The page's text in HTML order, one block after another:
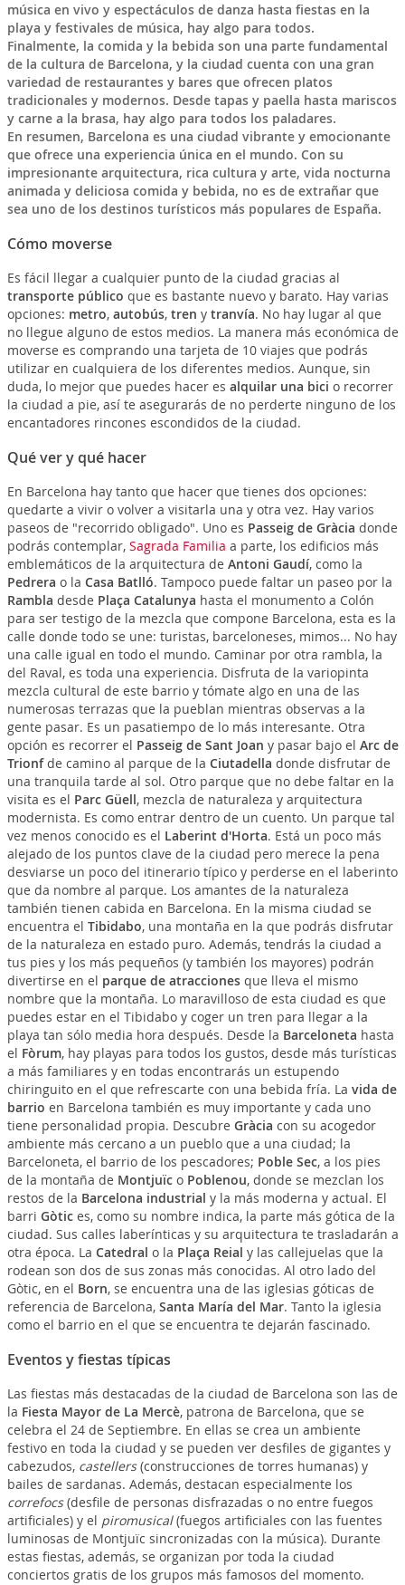
música en vivo y espectáculos de danza hasta fiestas en la
playa y festivales de música, hay algo para todos.
Finalmente, la comida y la bebida son una parte fundamental
de la cultura de Barcelona, y la ciudad cuenta con una gran
variedad de restaurantes y bares que ofrecen platos
tradicionales y modernos. Desde tapas y paella hasta mariscos
y carne a la brasa, hay algo para todos los paladares.
En resumen, Barcelona es una ciudad vibrante y emocionante
que ofrece una experiencia única en el mundo. Con su
impresionante arquitectura, rica cultura y arte, vida nocturna
animada y deliciosa comida y bebida, no es de extrañar que
sea uno de los destinos turísticos más populares de España.
Cómo moverse
Es fácil llegar a cualquier punto de la ciudad gracias al
transporte público que es bastante nuevo y barato. Hay varias
opciones: metro, autobús, tren y tranvía. No hay lugar al que
no llegue alguno de estos medios. La manera más económica de
moverse es comprando una tarjeta de 10 viajes que podrás
utilizar en cualquiera de los diferentes medios. Aunque, sin
duda, lo mejor que puedes hacer es alquilar una bici o recorrer
la ciudad a pie, así te asegurarás de no perderte ninguno de los
encantadores rincones escondidos de la ciudad.
Qué ver y qué hacer
En Barcelona hay tanto que hacer que tienes dos opciones:
quedarte a vivir o volver a visitarla una y otra vez. Hay varios
paseos de "recorrido obligado". Uno es Passeig de Gràcia donde
podrás contemplar, Sagrada Familia a parte, los edificios más
emblemáticos de la arquitectura de Antoni Gaudí, como la
Pedrera o la Casa Batlló. Tampoco puede faltar un paseo por la
Rambla desde Plaça Catalunya hasta el monumento a Colón
para ser testigo de la mezcla que compone Barcelona, esta es la
calle donde todo se une: turistas, barceloneses, mimos... No hay
una calle igual en todo el mundo. Caminar por otra rambla, la
del Raval, es toda una experiencia. Disfruta de la variopinta
mezcla cultural de este barrio y tómate algo en una de las
numerosas terrazas que la pueblan mientras observas a la
gente pasar. Es un pasatiempo de lo más interesante. Otra
opción es recorrer el Passeig de Sant Joan y pasar bajo el Arc de
Trionfde camino al parque de la Ciutadella donde disfrutar de
una tranquila tarde al sol. Otro parque que no debe faltar en la
visita es el Parc Güell, mezcla de naturaleza y arquitectura
modernista. Es como entrar dentro de un cuento. Un parque tal
vez menos conocido es el Laberint d'Horta. Está un poco más
alejado de los puntos clave de la ciudad pero merece la pena
desviarse un poco del itinerario típico y perderse en el laberinto
que da nombre al parque. Los amantes de la naturaleza
también tienen cabida en Barcelona. En la misma ciudad se
encuentra el Tibidabo, una montaña en la que podrás disfrutar
de la naturaleza en estado puro. Además, tendrás la ciudad a
tus pies y los más pequeños (y también los mayores) podrán
divertirse en el parque de atraccionesque lleva el mismo
nombre que la montaña. Lo maravilloso de esta ciudad es que
puedes estar en el Tibidabo y coger un tren para llegar a la
playa tan sólo media hora después. Desde la Barceloneta hasta
el Fòrum, hay playas para todos los gustos, desde más turísticas
a más familiares y en todas encontrarás un estupendo
chiringuito en el que refrescarte con una bebida fría. La vida de
barrio en Barcelona también es muy importante y cada uno
tiene personalidad propia. Descubre Gràcia con su acogedor
ambiente más cercano a un pueblo que a una ciudad; la
Barceloneta, el barrio de los pescadores; Poble Sec, a los pies
de la montaña de Montjuïco Poblenou, donde se mezclan los
restos de la Barcelona industrial y la más moderna y actual. El
barri Gòtices, como su nombre indica, la parte más gótica de la
ciudad. Sus calles laberínticas y su arquitectura te trasladarán a
otra época. La Catedral o la Plaça Reial y las callejuelas que la
rodean son dos de sus zonas más conocidas. Al otro lado del
Gòtic, en el Born, se encuentra una de las iglesias góticas de
referencia de Barcelona, Santa María del Mar. Tanto la iglesia
como el barrio en el que se encuentra te dejarán fascinado.
Eventos y fiestas típicas
Las fiestas más destacadas de la ciudad de Barcelona son las de
la Fiesta Mayor de La Mercè, patrona de Barcelona, que se
celebra el 24 de Septiembre. En ellas se crea un ambiente
festivo en toda la ciudad y se pueden ver desfiles de gigantes y
cabezudos, castellers(construcciones de torres humanas) y
bailes de sardanas. Además, destacan especialmente los
correfocs(desfile de personas disfrazadas o no entre fuegos
artificiales) y el piromusical(fuegos artificiales con las fuentes
luminosas de Montjuïc sincronizadas con la música). Durante
estas fiestas, además, se organizan por toda la ciudad
conciertos gratis de los grupos más famosos del momento.